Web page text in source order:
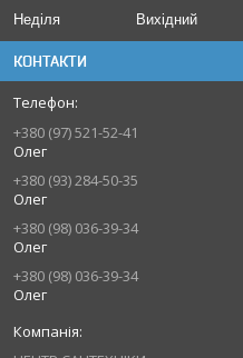
Неділя
Вихідний
КОНТАКТИ
+380 (97) 521-52-41
Олег
+380 (93) 284-50-35
Олег
+380 (98) 036-39-34
Олег
+380 (98) 036-39-34
Олег